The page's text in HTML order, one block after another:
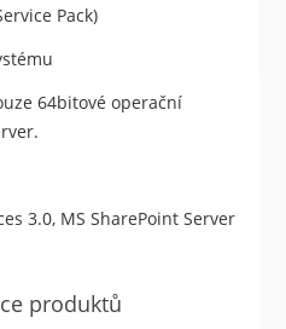
Pack)
64bitové operační
3.0, MS SharePoint Server
produktů